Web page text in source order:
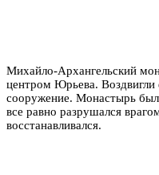
Михайло-Архангельский
центром Юрьева. Воздвигли
сооружение. Монастырь
все равно разрушался
восстанавливался.